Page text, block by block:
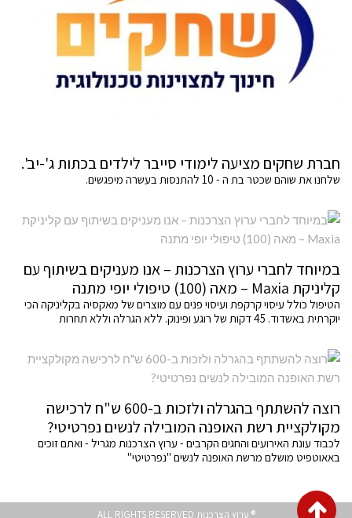
חברת שחקים מציעה לימודי סייבר לילדים בכתות ג'-יב'.
שלחנו את שוהם שכטר בת ה - 10 להתנסות בעשרה מיפגשים.
במיוחד לחברי ערוץ הצרכנות – אנו מעניקים בשיתוף עם
קליניקת Maxia – מאה (100) טיפולי יופי מתנה
הטיפול כולל עיסוי קרקפת ועיסוי פנים עם מוצרים של מאקסיה בקליניקה הכי
יוקרתית באשדוד. 45 דקות של רוגע ופינוק. ללא הגרלה וללא תחרות
רוצה להשתתף בהגרלה ולזכות ב-600 ש"ח לרכישה
מקולקציית רשת האופנה המובילה לנשים נפרטיטי?
לכבוד עונת האירועים והחגים הקרבים - ערוץ הצרכנות מגריל - ואתם זוכים
באאוטפיט מושלם מרשת האופנה לנשים "נפרטיטי"
® ערוץ הצרכנות ALL RIGHTS RESERVED גלילה